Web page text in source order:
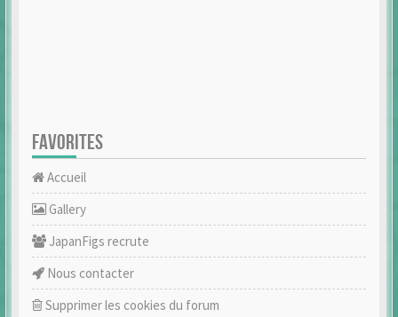
FAVORITES
Accueil
Gallery
JapanFigs recrute
Nous contacter
Supprimer les cookies du forum